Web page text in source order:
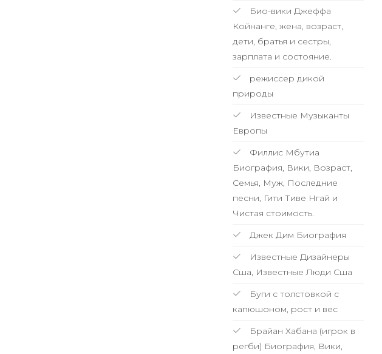
Био-вики Джеффа
Койнанге, жена, возраст,
дети, братья и сестры,
зарплата и состояние.
режиссер дикой
природы
Известные Музыканты
Европы
Филлис Мбутиа
Биография, Вики, Возраст,
Семья, Муж, Последние
песни, Гити Тиве Нгай и
Чистая стоимость.
Джек Дим Биография
Известные Дизайнеры
Сша, Известные Люди Сша
Буги с толстовкой с
капюшоном, рост и вес
Брайан Хабана (игрок в
регби) Биография, Вики,